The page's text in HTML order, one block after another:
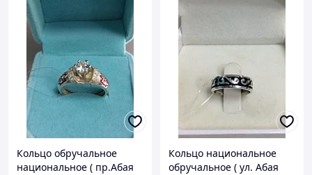
Кольцо обручальное
национальное ( пр.Абая
Кольцо национальное
обручальное ( ул. Абая